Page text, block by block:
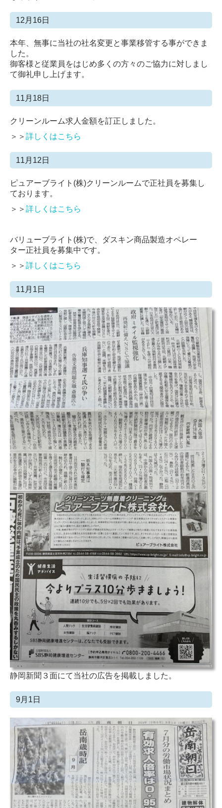
12月16日
本年、無事に当社の社名変更と事業移管する事ができま
した。
御客様と従業員をはじめ多くの方々のご協力に対しまし
て御礼申し上げます。
11月18日
クリーンルーム求人金額を訂正しました。
＞＞ 詳しくはこちら
11月12日
ピュアーブライト(株)クリーンルームで正社員を募集し
ております。
＞＞ 詳しくはこちら
バリューブライト(株)で、ダスキン商品製造オペレー
ター正社員を募集中です。
＞＞ 詳しくはこちら
11月1日
静岡新聞３面にて当社の広告を掲載しました。
9月1日